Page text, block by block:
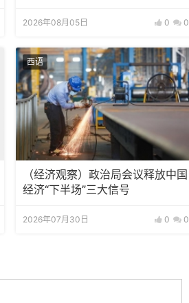
2026年08月05日 0 0
西语
（经济观察）政治局会议释放中国
经济“下半场”三大信号
2026年07月30日 0 0